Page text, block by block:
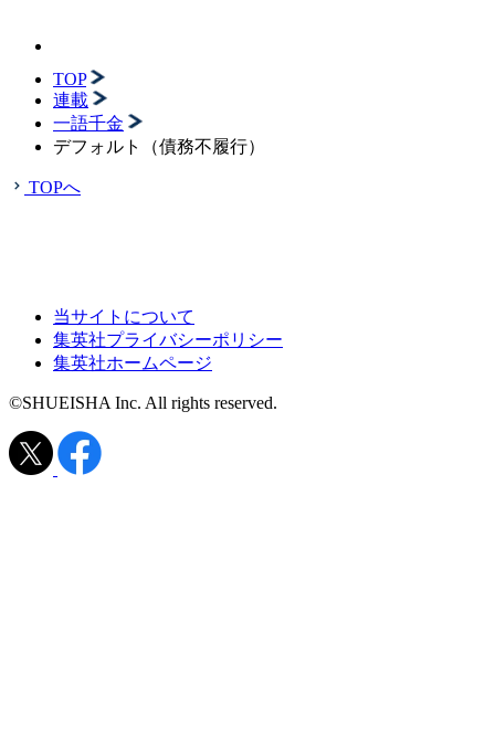
TOP
連載
一語千金
デフォルト（債務不履行）
TOPへ
当サイトについて
集英社プライバシーポリシー
集英社ホームページ
©SHUEISHA Inc. All rights reserved.